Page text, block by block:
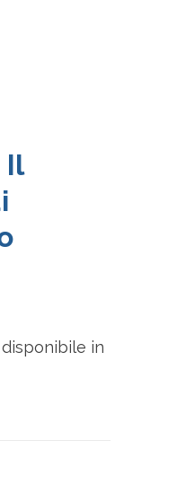
Il
in